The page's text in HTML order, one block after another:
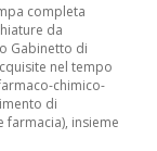
completa
da
Gabinetto di
nel tempo
chimico-
di
farmacia), insieme